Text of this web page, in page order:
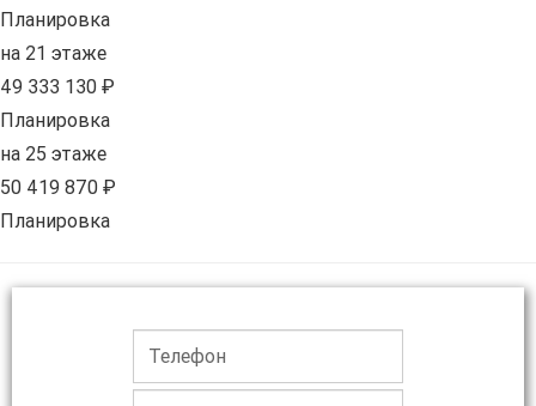
Планировка
на 21 этаже
49 333 130 ₽
Планировка
на 25 этаже
50 419 870 ₽
Планировка